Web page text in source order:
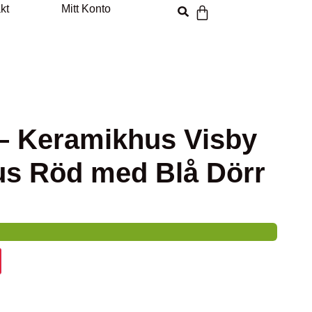
Mitt Konto
Keramikhus Visby
Röd med Blå Dörr